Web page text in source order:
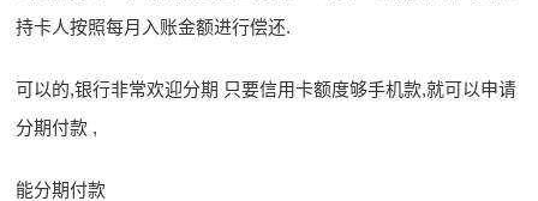
持卡人按照每月入账金额进行偿还.
可以的,银行非常欢迎分期 只要信用卡额度够手机款,就可以申请
分期付款 ,
能分期付款